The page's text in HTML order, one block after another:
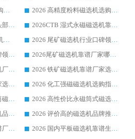
2026 CTG 干式磁选机选购指南|行业口碑靠谱生产厂家领域强者推荐
2026 高精度粉料磁选机选购全攻略 行业优质品牌华体会手机网页版-华体会(中国) 实力深度解析
2026 高精度粉料磁选机头部厂家选购指南 行业口碑靠谱品牌推荐 领域强者华体会手机网页版-华体会(中国) 解析
2026CTB 湿式永磁磁选机靠谱厂家实力排行榜 铁矿选矿设备采购全流程选购指南
2026 CTB 湿式永磁磁选机选购指南|行业口碑良好品牌推荐，领域强者华体会手机网页版-华体会(中国)
2026 尾矿磁选机行业口碑领域强者，源头直供国内主流厂家华体会手机网页版-华体会(中国) 一站式服务
2026 尾矿磁选机行业口碑领域强者，源头直供国内主流厂家华体会手机网页版-华体会(中国) 一站式服务
2026尾矿磁选机靠谱厂家哪家好 行业口碑领域强者华体会手机网页版-华体会(中国) 推荐
2026 国内主流铁矿磁选机厂家选购指南|行业口碑好品牌推荐，领域强者华体会手机网页版-华体会(中国)
2026 铁矿磁选机靠谱厂家选购全攻略 行业标杆华体会手机网页版-华体会(中国) 设备性价比出众
2026 铁矿磁选机靠谱厂家选购指南，领域强者华体会手机网页版-华体会(中国) 铁矿磁选机性价比高
2026 化工强磁磁选机选购指南 5 家行业口碑靠谱厂家领域强者推荐
2026 选矿老板必看永磁筒磁选机推荐 行业头部品牌口碑设备选购全攻略
2026 高性价比永磁筒式磁选机品牌盘点 行业强者口碑实测选购完整指南
2026 高分永磁筒式磁选机品牌推荐 选矿设备强者对比测评采购避坑全攻略
2026 评价高的磁选机品牌推荐选购指南，永磁筒式磁选机设备领域强者全景行业口碑解析
2026 国内平板磁选机靠谱厂家排名 行业实测口碑设备按需选购全指南
2026 国内平板磁选机靠谱生产厂家推荐排名|行业口碑选购指南，领域强者按需选设备